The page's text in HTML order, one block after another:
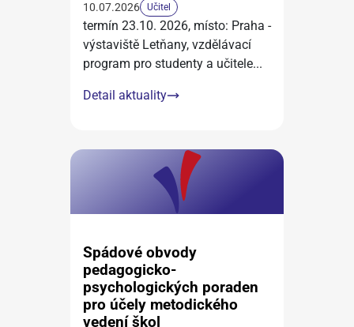
10.07.2026 Učitel
termín 23.10. 2026, místo: Praha -
výstaviště Letňany, vzdělávací
program pro studenty a učitele...
Detail aktuality
Spádové obvody
pedagogicko-
psychologických poraden
pro účely metodického
vedení škol